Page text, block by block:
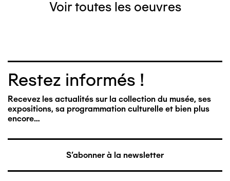
Voir toutes les oeuvres
Restez informés !
Recevez les actualités sur la collection du musée, ses
expositions, sa programmation culturelle et bien plus
encore…
S'abonner à la newsletter